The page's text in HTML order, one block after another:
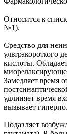
Относится к
№1).
Средство для
ультракороткого
кислоты.
Замедляет время
удлиняет время
вызывает
Подавляет